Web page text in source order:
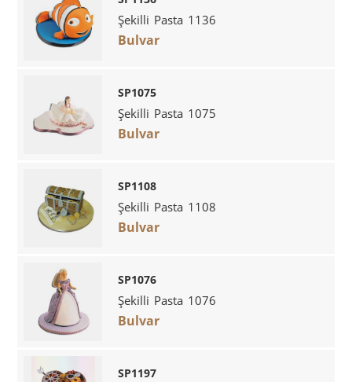
Şekilli Pasta 1136
Bulvar
SP1075
Şekilli Pasta 1075
Bulvar
SP1108
Şekilli Pasta 1108
Bulvar
SP1076
Şekilli Pasta 1076
Bulvar
SP1197